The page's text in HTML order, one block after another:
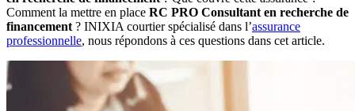
Comment la mettre en place RC PRO Consultant en recherche de
financement ? INIXIA courtier spécialisé dans l’assurance
professionnelle, nous répondons à ces questions dans cet article.